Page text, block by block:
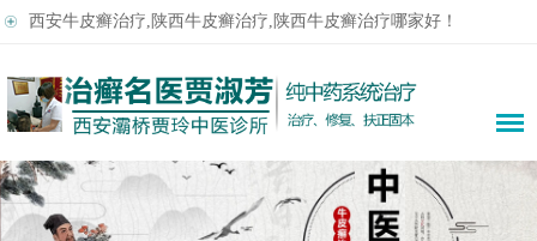
西安牛皮癣治疗,陕西牛皮癣治疗,陕西牛皮癣治疗哪家好！